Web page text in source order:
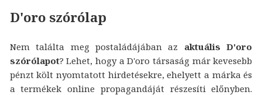
D'oro szórólap
Nem találta meg postaládájában az aktuális D'oro
szórólapot? Lehet, hogy a D'oro társaság már kevesebb
pénzt költ nyomtatott hirdetésekre, ehelyett a márka és
a termékek online propagandáját részesíti előnyben.